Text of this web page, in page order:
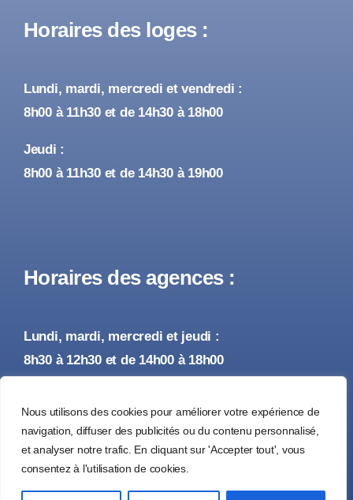
Nous utilisons des cookies pour améliorer votre expérience de
navigation, diffuser des publicités ou du contenu personnalisé,
et analyser notre trafic. En cliquant sur 'Accepter tout', vous
consentez à l'utilisation de cookies.
Horaires des loges :
Lundi, mardi, mercredi et vendredi :
8h00 à 11h30 et de 14h30 à 18h00
Jeudi :
8h00 à 11h30 et de 14h30 à 19h00
Horaires des agences :
Lundi, mardi, mercredi et jeudi :
8h30 à 12h30 et de 14h00 à 18h00
8h30 à 12h30 et de 14h00 à 17h00
© 2026 • Tous droits réservés •Mentions Légales